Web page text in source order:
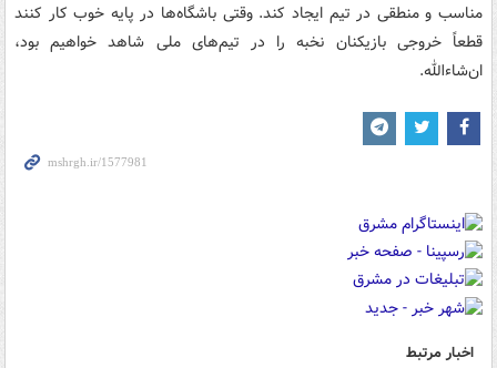
مناسب و منطقی در تیم ایجاد کند. وقتی باشگاه‌ها در پایه خوب کار کنند
قطعاً خروجی بازیکنان نخبه را در تیم‌های ملی ‌شاهد خواهیم بود،
ان‌شاءالله.
اخبار مرتبط